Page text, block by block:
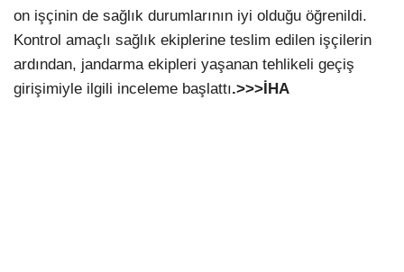
on işçinin de sağlık durumlarının iyi olduğu öğrenildi.
Kontrol amaçlı sağlık ekiplerine teslim edilen işçilerin
ardından, jandarma ekipleri yaşanan tehlikeli geçiş
girişimiyle ilgili inceleme başlattı.>>>İHA